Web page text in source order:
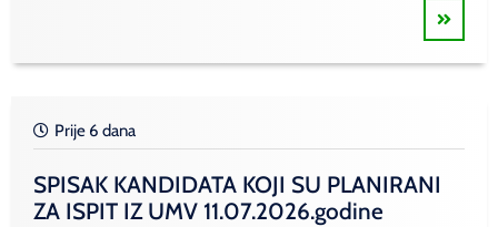
Prije 6 dana
SPISAK KANDIDATA KOJI SU PLANIRANI
ZA ISPIT IZ UMV 11.07.2026.godine